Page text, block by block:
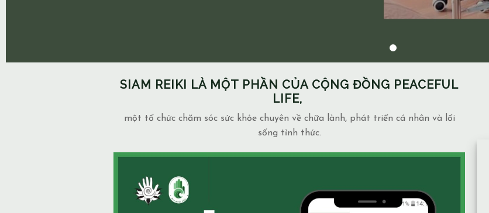
SIAM REIKI LÀ MỘT PHẦN CỦA CỘNG ĐỒNG PEACEFUL
LIFE,
một tổ chức chăm sóc sức khỏe chuyên về chữa lành, phát triển cá nhân và lối
sống tỉnh thức.
BẠN NÊN ĐẶT TAY ĐỦ 10 VỊ TRÍ
14/12/2025
Blogadmin